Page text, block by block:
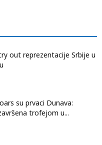
out reprezentacije Srbije u
su prvaci Dunava:
trofejom u...